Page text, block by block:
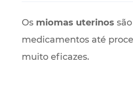
Os miomas uterinos são
medicamentos até
muito eficazes.